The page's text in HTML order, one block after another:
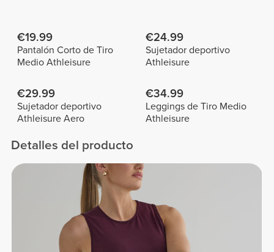
€19.99
Pantalón Corto de Tiro
Medio Athleisure
€24.99
Sujetador deportivo
Athleisure
€29.99
Sujetador deportivo
Athleisure Aero
€34.99
Leggings de Tiro Medio
Athleisure
Detalles del producto